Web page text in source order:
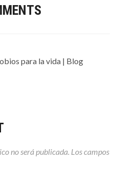
para la vida | Blog
no será publicada. Los campos